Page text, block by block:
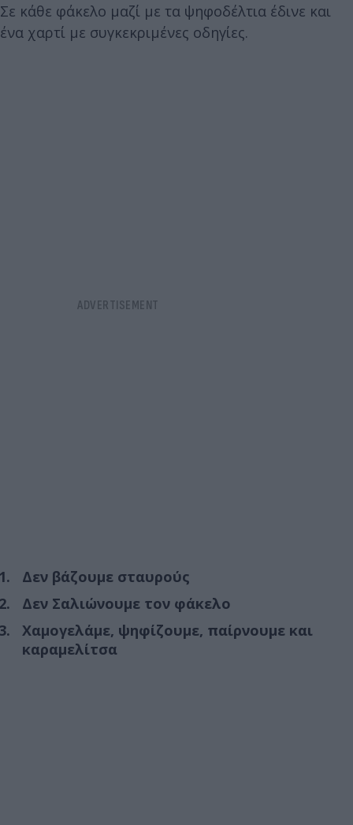
Σε κάθε φάκελο μαζί με τα ψηφοδέλτια έδινε και
ένα χαρτί με συγκεκριμένες οδηγίες.
Δεν βάζουμε σταυρούς
Δεν Σαλιώνουμε τον φάκελο
Χαμογελάμε, ψηφίζουμε, παίρνουμε και
καραμελίτσα